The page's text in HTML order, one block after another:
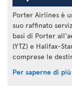
Porter Airlines è
suo raffinato
basi di Porter
(YTZ) e Halifax-
comprese le
Per saperne di più